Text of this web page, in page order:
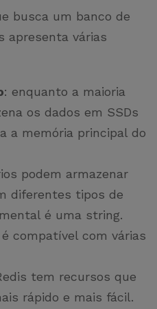
busca um banco de
apresenta várias
: enquanto a maioria
os dados em SSDs
a memória principal do
podem armazenar
diferentes tipos de
é uma string.
compatível com várias
tem recursos que
rápido e mais fácil.